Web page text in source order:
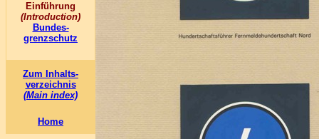
Einführung
(Introduction)
Bundes-
grenzschutz
Zum Inhalts-
verzeichnis
(Main index)
Home